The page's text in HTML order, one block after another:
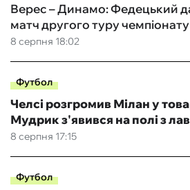
8 серпня 18:02
Верес – Динамо: Федецький
матч другого туру
Футбол
8 серпня 17:15
Челсі розгромив Мілан у
Мудрик з'явився на полі з
Футбол